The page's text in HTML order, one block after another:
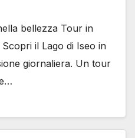
bellezza Tour in
il Lago di Iseo in
giornaliera. Un tour